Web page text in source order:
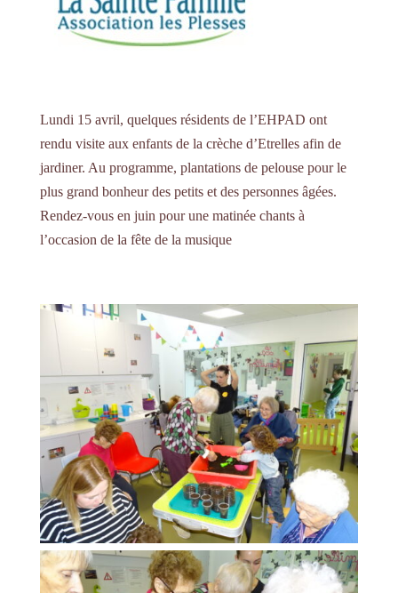
Lundi 15 avril, quelques résidents de l’EHPAD ont
rendu visite aux enfants de la crèche d’Etrelles afin de
jardiner. Au programme, plantations de pelouse pour le
plus grand bonheur des petits et des personnes âgées.
Rendez-vous en juin pour une matinée chants à
l’occasion de la fête de la musique